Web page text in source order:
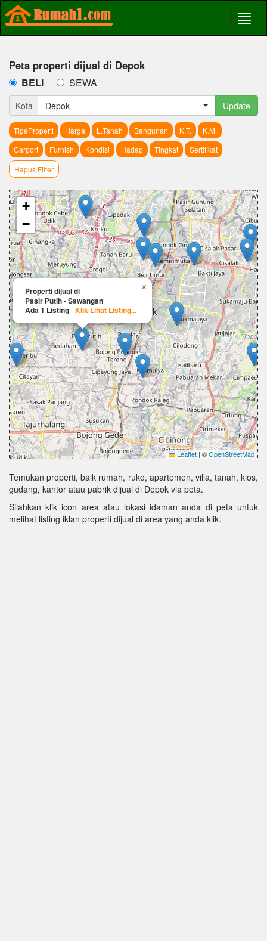
Peta properti dijual di Depok
BELI SEWA
Kota Depok Update
TipeProperti Harga L.Tanah Bangunan K.T.
K.M.
Carport
Furnish Kondisi Hadap Tingkat
Sertifikat
Hapus Filter
Properti dijual di
Pasir Putih - Sawangan
Ada 1 Listing-Klik Lihat Listing...
×
+
−
Leaflet | ©OpenStreetMap
Temukan properti, baik rumah, ruko, apartemen, villa, tanah, kios,
gudang, kantor atau pabrik dijual di Depok via peta.
Silahkan klik icon area atau lokasi idaman anda di peta untuk
melihat listing iklan properti dijual di area yang anda klik.